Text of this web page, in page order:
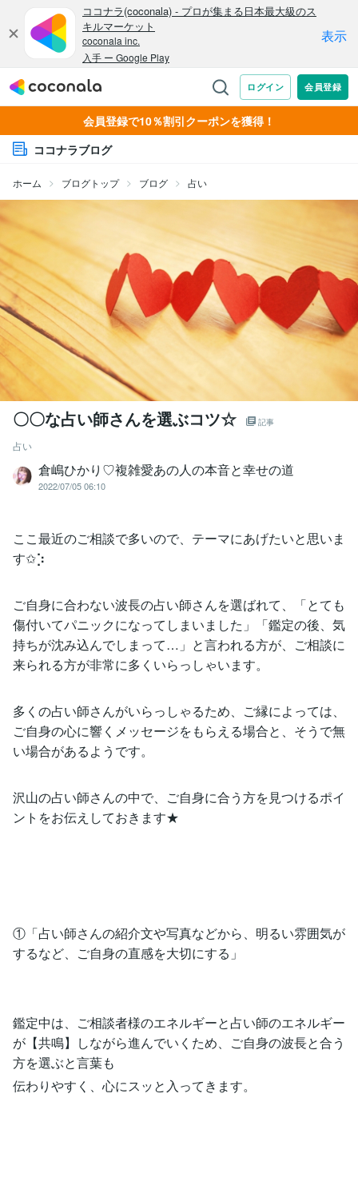
会員登録で10％割引クーポンを獲得！
ココナラブログ
ホーム ブログトップ ブログ 占い
〇〇な占い師さんを選ぶコツ☆ 記事
占い
倉嶋ひかり♡複雑愛あの人の本音と幸せの道
2022/07/05 06:10
ここ最近のご相談で多いので、テーマにあげたいと思いま
す✩︎⡱
ご自身に合わない波長の占い師さんを選ばれて、「とても
傷付いてパニックになってしまいました」「鑑定の後、気
持ちが沈み込んでしまって…」と言われる方が、ご相談に
来られる方が非常に多くいらっしゃいます。
多くの占い師さんがいらっしゃるため、ご縁によっては、
ご自身の心に響くメッセージをもらえる場合と、そうで無
い場合があるようです。
沢山の占い師さんの中で、ご自身に合う方を見つけるポイ
ントをお伝えしておきます★
①「占い師さんの紹介文や写真などから、明るい雰囲気が
するなど、ご自身の直感を大切にする」
鑑定中は、ご相談者様のエネルギーと占い師のエネルギー
が【共鳴】しながら進んでいくため、ご自身の波長と合う
方を選ぶと言葉も
伝わりやすく、心にスッと入ってきます。